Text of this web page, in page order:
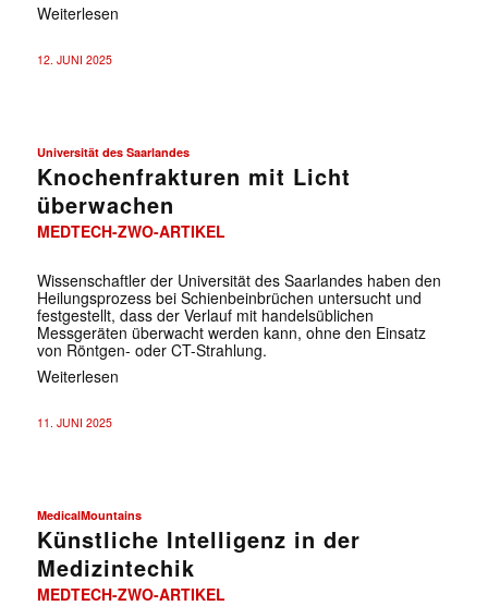
Weiterlesen
12. JUNI 2025
Universität des Saarlandes
Knochenfrakturen mit Licht
überwachen
MEDTECH-ZWO-ARTIKEL
Wissenschaftler der Universität des Saarlandes haben den
Heilungsprozess bei Schienbeinbrüchen untersucht und
festgestellt, dass der Verlauf mit handelsüblichen
Messgeräten überwacht werden kann, ohne den Einsatz
von Röntgen- oder CT-Strahlung.
Weiterlesen
11. JUNI 2025
MedicalMountains
Künstliche Intelligenz in der
Medizintechik
MEDTECH-ZWO-ARTIKEL